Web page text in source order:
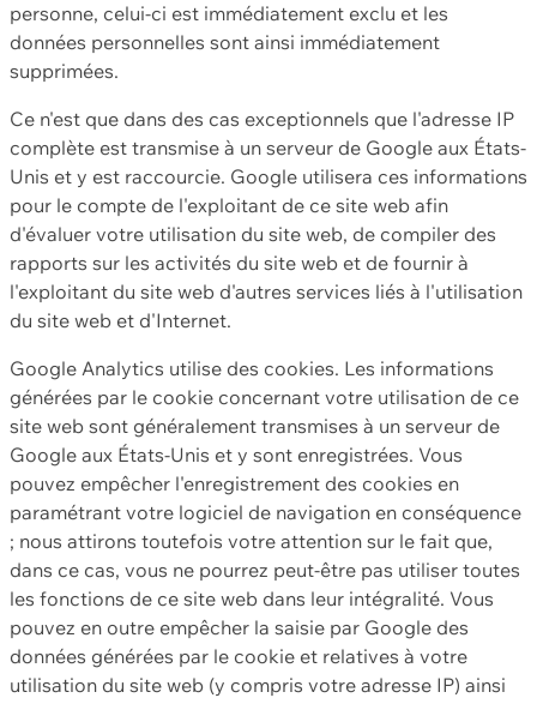
personne, celui-ci est immédiatement exclu et les
données personnelles sont ainsi immédiatement
supprimées.
Ce n'est que dans des cas exceptionnels que l'adresse IP
complète est transmise à un serveur de Google aux États-
Unis et y est raccourcie. Google utilisera ces informations
pour le compte de l'exploitant de ce site web afin
d'évaluer votre utilisation du site web, de compiler des
rapports sur les activités du site web et de fournir à
l'exploitant du site web d'autres services liés à l'utilisation
du site web et d'Internet.
Google Analytics utilise des cookies. Les informations
générées par le cookie concernant votre utilisation de ce
site web sont généralement transmises à un serveur de
Google aux États-Unis et y sont enregistrées. Vous
pouvez empêcher l'enregistrement des cookies en
paramétrant votre logiciel de navigation en conséquence
; nous attirons toutefois votre attention sur le fait que,
dans ce cas, vous ne pourrez peut-être pas utiliser toutes
les fonctions de ce site web dans leur intégralité. Vous
pouvez en outre empêcher la saisie par Google des
données générées par le cookie et relatives à votre
utilisation du site web (y compris votre adresse IP) ainsi